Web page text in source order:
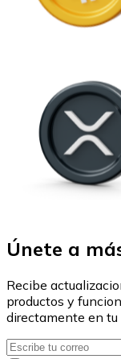
Únete a
Recibe
productos y
directamente en tu